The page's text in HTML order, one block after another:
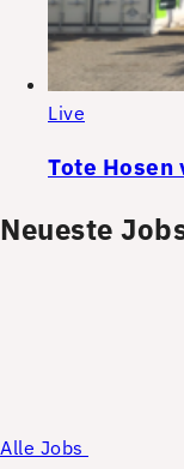
Live
Tote
Neueste
Alle Jobs